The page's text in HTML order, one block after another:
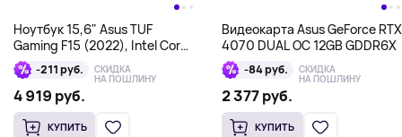
Ноутбук 15,6" Asus TUF
Gaming F15 (2022), Intel Core
i7-12700H, 16Гб/512Гб, RTX
3050 4 Гб, серый
-211 руб. СКИДКА
НА ПОШЛИНУ
4 919 руб.
КУПИТЬ
Видеокарта Asus GeForce RTX
4070 DUAL OC 12GB GDDR6X
-84 руб. СКИДКА
НА ПОШЛИНУ
2 377 руб.
КУПИТЬ